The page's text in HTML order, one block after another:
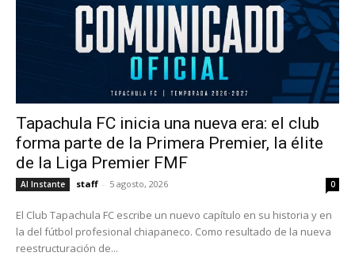
Tapachula FC inicia una nueva era: el club
forma parte de la Primera Premier, la élite
de la Liga Premier FMF
Al Instante staff - 5 agosto, 2026 0
El Club Tapachula FC escribe un nuevo capítulo en su historia y en
la del fútbol profesional chiapaneco. Como resultado de la nueva
reestructuración de...